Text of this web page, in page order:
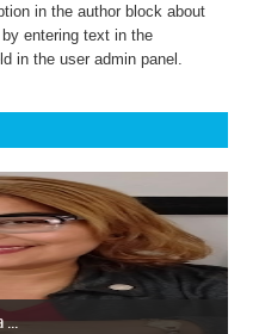
in the author block about
entering text in the
in the user admin panel.
...